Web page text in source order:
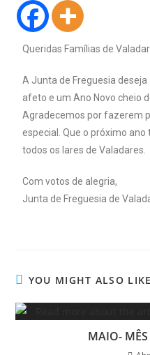
Queridas Famílias de
A Junta de Freguesia
afeto e um Ano Novo cheio
Agradecemos por fazerem
especial. Que o próximo
todos os lares de Valadares.
Com votos de alegria,
Junta de Freguesia de
YOU MIGHT ALSO LIKE
MAIO-